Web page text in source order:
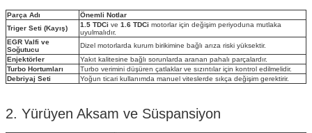
Parça Adı
Önemli Notlar
Triger Seti (Kayış)
1.5 TDCi ve 1.6 TDCi motorlar için değişim periyoduna mutlaka
uyulmalıdır.
EGR Valfi ve
Soğutucu
Dizel motorlarda kurum birikimine bağlı arıza riski yüksektir.
Enjektörler
Yakıt kalitesine bağlı sorunlarda aranan pahalı parçalardır.
Turbo Hortumları
Turbo verimini düşüren çatlaklar ve sızıntılar için kontrol edilmelidir.
Debriyaj Seti
Yoğun ticari kullanımda manuel viteslerde sıkça değişim gerektirir.
2. Yürüyen Aksam ve Süspansiyon